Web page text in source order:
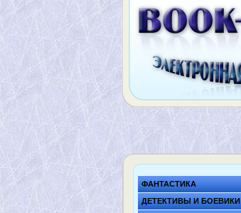
ФАНТАСТИКА
ДЕТЕКТИВЫ И БОЕВИКИ